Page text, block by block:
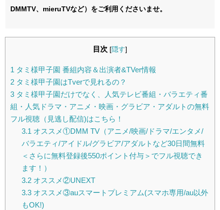
DMMTV、mieruTVなど）をご利用くださいませ。
目次 [隠す]
1 タミ様甲子園 番組内容＆出演者&TVer情報
2 タミ様甲子園はTverで見れるの？
3 タミ様甲子園だけでなく、人気テレビ番組・バラエティ番
組・人気ドラマ・アニメ・映画・グラビア・アダルトの無料
フル視聴（見逃し配信)はこちら！
3.1 オススメ①DMM TV（アニメ/映画/ドラマ/エンタメ/
バラエティ/アイドル/グラビア/アダルトなど30日間無料
＜さらに無料登録後550ポイント付与＞でフル視聴でき
ます！）
3.2オススメ②UNEXT
3.3オススメ③auスマートプレミアム(スマホ専用/au以外
もOK!)